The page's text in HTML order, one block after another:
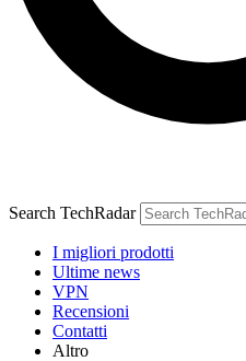
Search TechRadar
I migliori prodotti
Ultime news
VPN
Recensioni
Contatti
Altro